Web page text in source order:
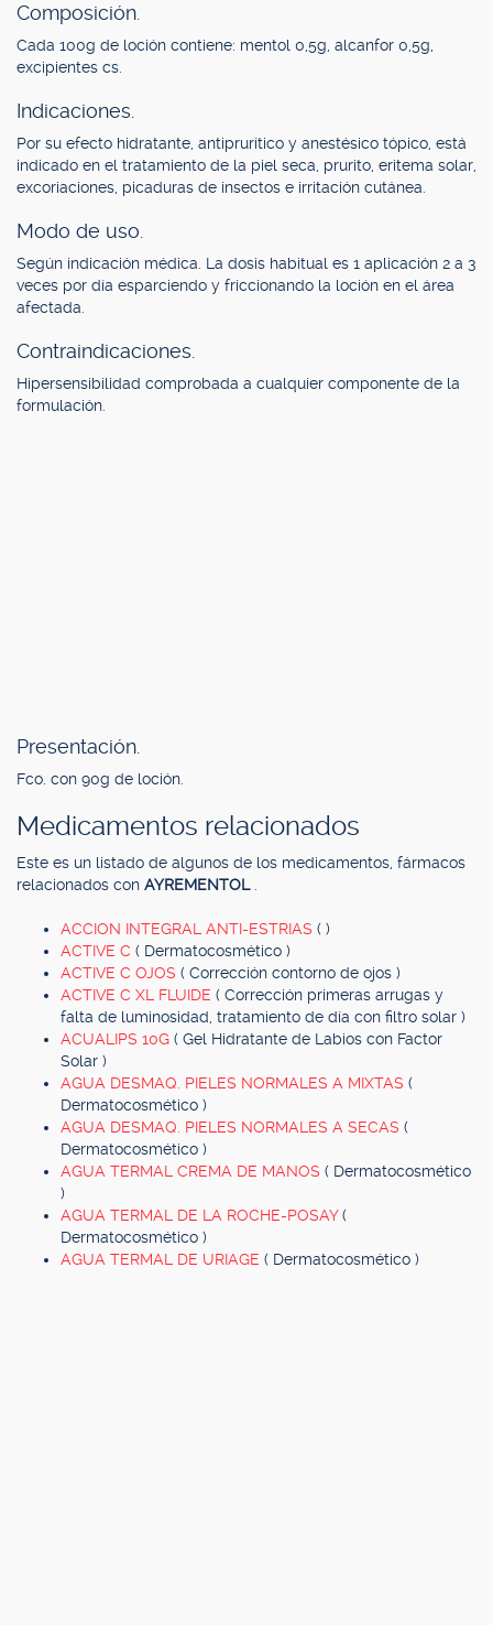
Composición.
Cada 100g de loción contiene: mentol 0,5g, alcanfor 0,5g,
excipientes cs.
Indicaciones.
Por su efecto hidratante, antiprurítico y anestésico tópico, está
indicado en el tratamiento de la piel seca, prurito, eritema solar,
excoriaciones, picaduras de insectos e irritación cutánea.
Modo de uso.
Según indicación médica. La dosis habitual es 1 aplicación 2 a 3
veces por día esparciendo y friccionando la loción en el área
afectada.
Contraindicaciones.
Hipersensibilidad comprobada a cualquier componente de la
formulación.
Presentación.
Fco. con 90g de loción.
Medicamentos relacionados
Este es un listado de algunos de los medicamentos, fármacos
relacionados con AYREMENTOL
ACCION INTEGRAL ANTI-ESTRIAS ( )
ACTIVE C ( Dermatocosmético )
ACTIVE C OJOS ( Corrección contorno de ojos )
ACTIVE C XL FLUIDE ( Corrección primeras arrugas y
falta de luminosidad, tratamiento de día con filtro solar )
ACUALIPS 10G ( Gel Hidratante de Labios con Factor
Solar )
AGUA DESMAQ. PIELES NORMALES A MIXTAS (
Dermatocosmético )
AGUA DESMAQ. PIELES NORMALES A SECAS (
Dermatocosmético )
AGUA TERMAL CREMA DE MANOS ( Dermatocosmético
)
AGUA TERMAL DE LA ROCHE-POSAY(
Dermatocosmético )
AGUA TERMAL DE URIAGE ( Dermatocosmético )